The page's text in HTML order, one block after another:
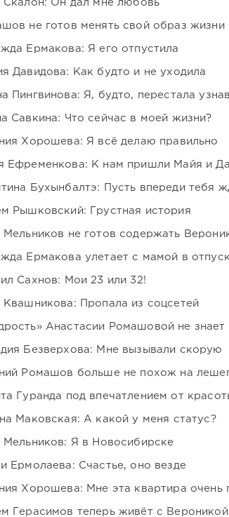
Скалон: Он дал мне любовь
не готов менять свой образ жизни
Ермакова: Я его отпустила
Давидова: Как будто и не уходила
Пингвинова: Я, будто, перестала
Савкина: Что сейчас в моей жизни?
Хорошева: Я всё делаю правильно
Ефременкова: К нам пришли Майя и
Бухынбалтэ: Пусть впереди тебя
Рышковский: Грустная история
Мельников не готов содержать
Ермакова улетает с мамой в
Сахнов: Мои 23 или 32!
Квашникова: Пропала из соцсетей
Анастасии Ромашовой не знает
Безверхова: Мне вызывали скорую
Ромашов больше не похож на
Гуранда под впечатлением от
Маковская: А какой у меня статус?
Мельников: Я в Новосибирске
Ермолаева: Счастье, оно везде
Хорошева: Мне эта квартира очень
Герасимов теперь живёт с